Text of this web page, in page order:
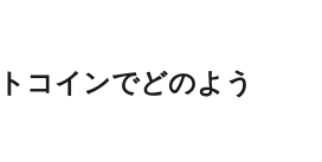
コインでどのよう